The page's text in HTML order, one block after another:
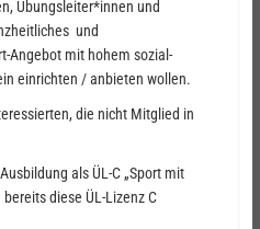
Übungsleiter*innen und
und
Angebot mit hohem sozial-
einrichten / anbieten wollen.
die nicht Mitglied in
als ÜL-C „Sport mit
diese ÜL-Lizenz C